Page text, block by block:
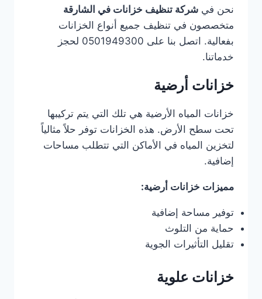
نحن في شركة تنظيف خزانات في الشارقة
متخصصون في تنظيف جميع أنواع الخزانات
بفعالية. اتصل بنا على 0501949300 لحجز
خدماتنا.
خزانات أرضية
خزانات المياه الأرضية هي تلك التي يتم تركيبها
تحت سطح الأرض. هذه الخزانات توفر حلاً مثالياً
لتخزين المياه في الأماكن التي تتطلب مساحات
إضافية.
مميزات خزانات أرضية:
توفير مساحة إضافية
حماية من التلوث
تقليل التأثيرات الجوية
خزانات علوية